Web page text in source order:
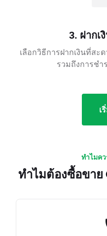
3. ฝากเ
เลือกวิธีการฝากเงินที่ส
รวมถึงการชำ
เ
ทำไมคว
ทำไมต้องซื้อขาย